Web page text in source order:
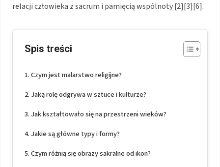
relacji człowieka z sacrum i pamięcią wspólnoty [2][3][6].
Spis treści
Czym jest malarstwo religijne?
Jaką rolę odgrywa w sztuce i kulturze?
Jak kształtowało się na przestrzeni wieków?
Jakie są główne typy i formy?
Czym różnią się obrazy sakralne od ikon?